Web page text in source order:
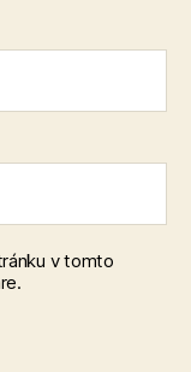
v tomto